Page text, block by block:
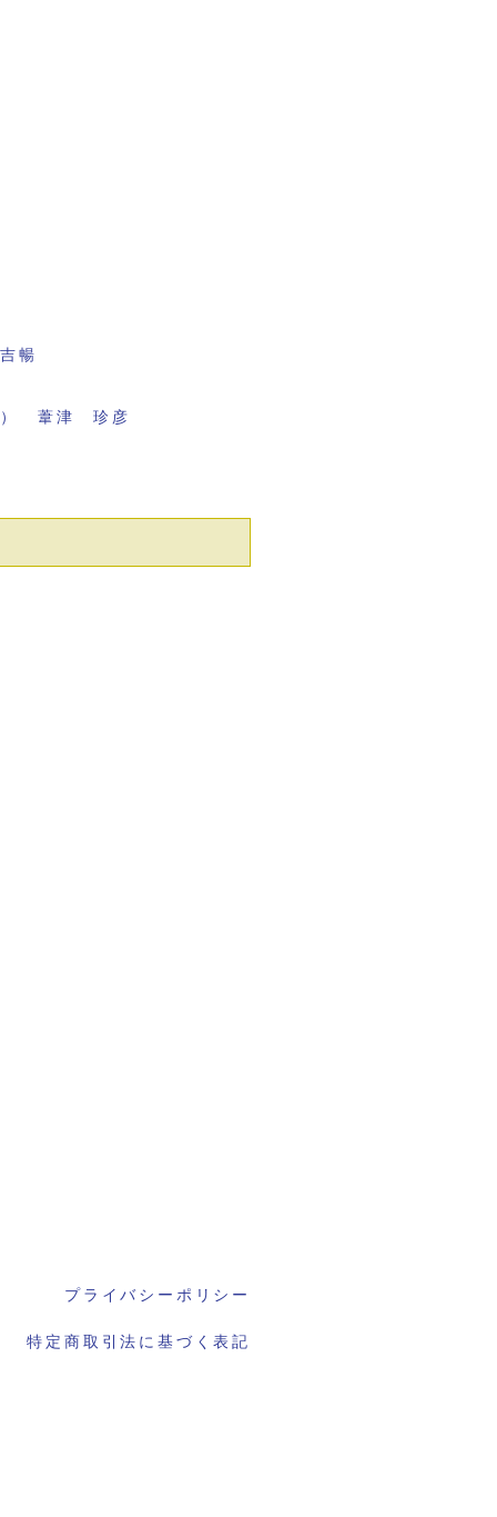
暢
） 葦津 珍彦
プライバシーポリシー
特定商取引法に基づく表記